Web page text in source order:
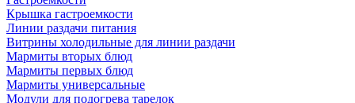
Крышка гастроемкости
Линии раздачи питания
Витрины холодильные для линии раздачи
Мармиты вторых блюд
Мармиты первых блюд
Мармиты универсальные
Модули для подогрева тарелок